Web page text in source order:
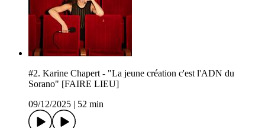
#2. Karine Chapert - "La jeune création c'est l'ADN du
Sorano" [FAIRE LIEU]
09/12/2025
52 min